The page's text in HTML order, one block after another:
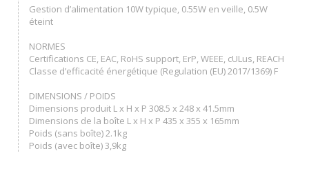
Gestion d’alimentation 10W typique, 0.55W en veille, 0.5W
éteint
NORMES
Certifications CE, EAC, RoHS support, ErP, WEEE, cULus, REACH
Classe d’efficacité énergétique (Regulation (EU) 2017/1369) F
DIMENSIONS / POIDS
Dimensions produit L x H x P 308.5 x 248 x 41.5mm
Dimensions de la boîte L x H x P 435 x 355 x 165mm
Poids (sans boîte) 2.1kg
Poids (avec boîte) 3,9kg